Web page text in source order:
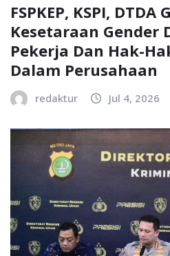
FSPKEP, KSPI,
Kesetaraan Gender
Pekerja Dan Hak-
Dalam Perusahaan
redaktur Jul 4, 2026